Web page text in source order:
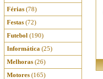
Férias (78)
Festas (72)
Futebol (190)
Informática (25)
Melhoras (26)
Motores (165)